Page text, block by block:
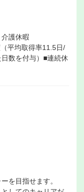
護休暇
平均取得率11.5日/
数を付与）■連続休
を目指せます。